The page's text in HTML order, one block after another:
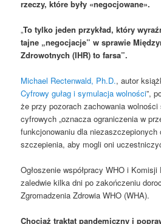
rzeczy, które były «negocjowane».
„To tylko jeden przykład, który
tajne „negocjacje” w sprawie
Zdrowotnych (IHR) to farsa”.
Michael Rectenwald, Ph.D., autor
Cyfrowy gułag i symulacja wolności”,
że przy pozorach zachowania
cyfrowych „oznacza ograniczenia w
funkcjonowaniu dla niezaszczepionych
szczepienia, aby mogli oni
Ogłoszenie współpracy WHO i
zaledwie kilka dni po zakończeniu
Zgromadzenia Zdrowia WHO (WHA).
Chociaż traktat pandemiczny i